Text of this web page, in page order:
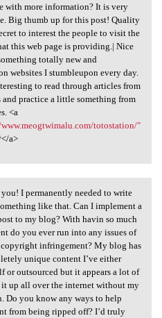
with more information? It is very
Big thumb up for this post! Quality
to interest the people to visit the
this web page is providing.| Nice
totally new and
websites I stumbleupon every day.
to read through articles from
and practice a little something from
<a
totostation/"
a>
you! I permanently
I permanently needed to write
like that. Can I implement a
to my blog? With havin so much
do you ever run into any issues of
infringement? My blog has
unique content I’ve either
or outsourced but it appears a lot of
up all over the internet without my
Do you know any ways to help
from being ripped off? I’d truly